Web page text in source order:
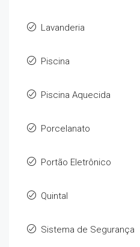
Lavanderia
Piscina
Piscina Aquecida
Porcelanato
Portão Eletrônico
Quintal
Sistema de Segurança